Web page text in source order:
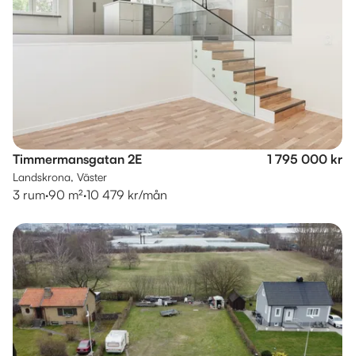
Timmermansgatan 2E 1 795 000 kr
Landskrona, Väster
3 rum·90 m²·10 479 kr/mån